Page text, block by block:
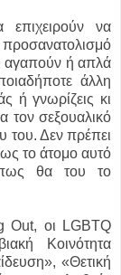
να
προσανατολισμό
αγαπούν ή απλά
άλλη
ή γνωρίζεις κι
τον σεξουαλικό
του. Δεν πρέπει
το άτομο αυτό
πως θα του το
Out, οι LGBTQ
Κοινότητα
«Θετική